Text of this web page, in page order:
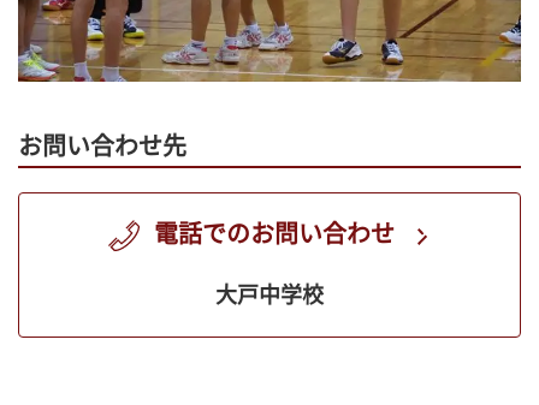
お問い合わせ先
電話でのお問い合わせ
大戸中学校